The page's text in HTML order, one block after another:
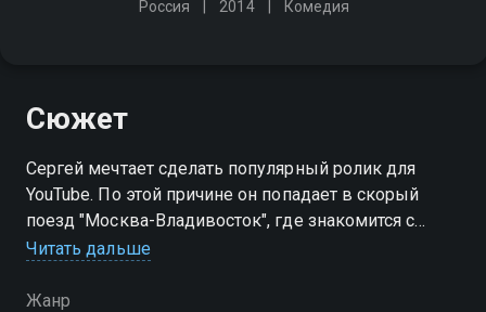
Россия 2014 Комедия
Сюжет
Сергей мечтает сделать популярный ролик для
YouTube. По этой причине он попадает в скорый
поезд "Москва-Владивосток", где знакомится с
американской актрисой. Вместе они отстают от
приключения…
Читать дальше
Жанр